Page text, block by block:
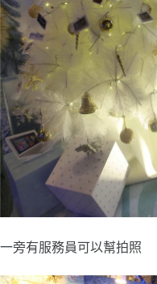
一旁有服務員可以幫拍照